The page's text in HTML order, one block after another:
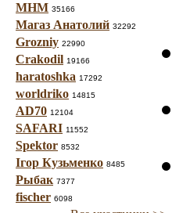
МНМ 35166
Магаз Анатолий 32292
Grozniy 22990
Crakodil 19166
haratoshka 17292
worldriko 14815
AD70 12104
SAFARI 11552
Spektor 8532
Ігор Кузьменко 8485
Рыбак 7377
fischer 6098